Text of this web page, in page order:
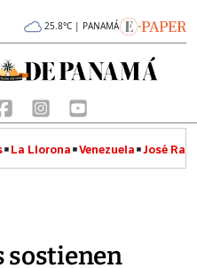
25.8°C | PANAMÁ
La Llorona Venezuela José
sostienen